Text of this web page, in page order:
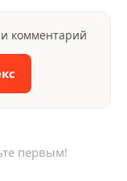
комментарий
первым!